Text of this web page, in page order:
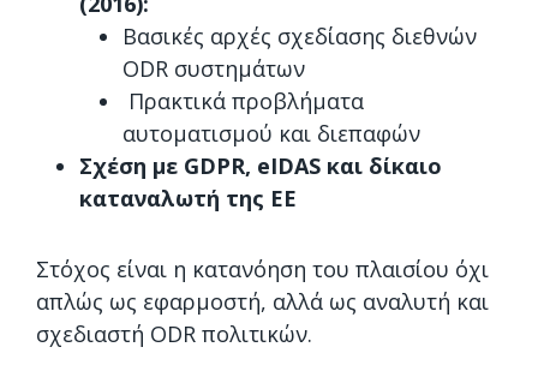
Βασικές αρχές σχεδίασης διεθνών
ODR συστημάτων
Πρακτικά προβλήματα
αυτοματισμού και διεπαφών
Σχέση με GDPR, eIDAS και δίκαιο
καταναλωτή της ΕΕ
Στόχος είναι η κατανόηση του πλαισίου όχι
απλώς ως εφαρμοστή, αλλά ως αναλυτή και
σχεδιαστή ODR πολιτικών.